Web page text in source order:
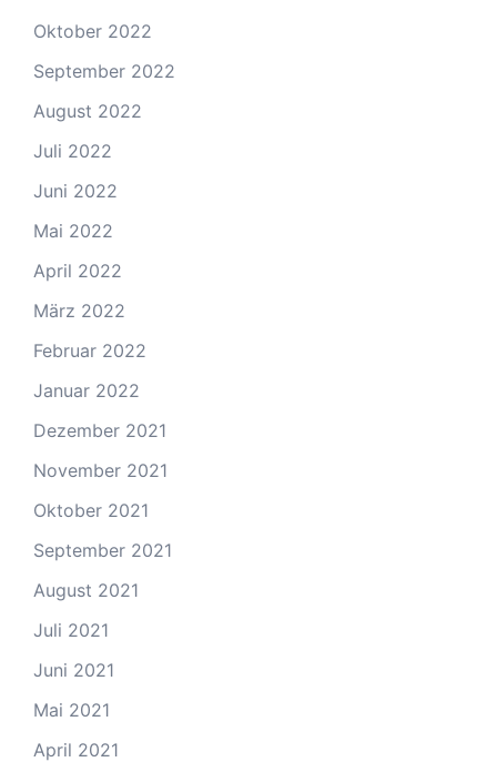
Oktober 2022
September 2022
August 2022
Juli 2022
Juni 2022
Mai 2022
April 2022
März 2022
Februar 2022
Januar 2022
Dezember 2021
November 2021
Oktober 2021
September 2021
August 2021
Juli 2021
Juni 2021
Mai 2021
April 2021